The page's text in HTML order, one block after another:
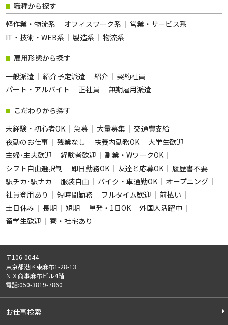
短時間勤務
フルタイム歓迎
土日休み
単発・1日OK
留学生歓迎
寮・社宅あり
この条件のお仕事数
205 件
この条件で検索
全ての条件をクリア
職種から探す
軽作業・物流系
オフィスワーク系
営業・サービス系
IT・技術・WEB系
製造系 物流系
雇用形態から探す
一般派遣
紹介予定派遣 紹介
契約社員
パート・アルバイト
正社員 無期雇用派遣
こだわりから探す
未経験・初心者OK
急募 大量募集
交通費支給
夜勤のお仕事
残業なし 扶養内勤務OK
大学生歓迎
主婦･主夫歓迎
経験者歓迎
副業・WワークOK
シフト自由選択制
即日勤務OK 友達と応募OK
履歴書不要
駅チカ･駅ナカ
服装自由 バイク・車通勤OK
オープニング
社員登用あり
短時間勤務 フルタイム歓迎
前払い
土日休み
長期 短期 単発・1日OK
外国人活躍中
留学生歓迎
寮・社宅あり
〒106-0044
東京都港区東麻布1-28-13
ＮＸ商事麻布ビル4階
電話:050-3819-7860
お仕事検索